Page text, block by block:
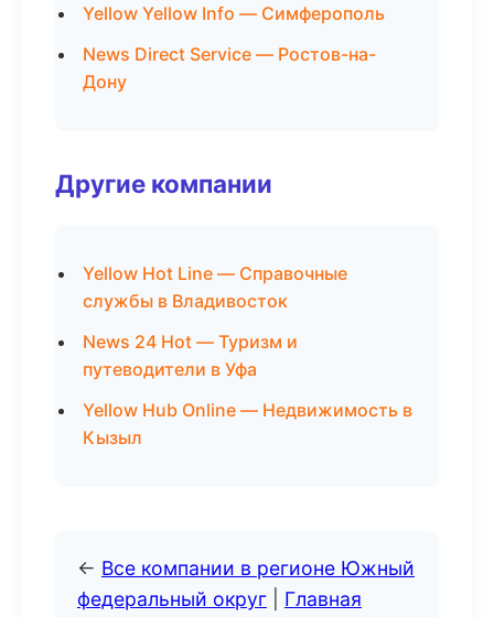
Yellow Yellow Info — Симферополь
News Direct Service — Ростов-на-
Дону
Другие компании
Yellow Hot Line — Справочные
службы в Владивосток
News 24 Hot — Туризм и
путеводители в Уфа
Yellow Hub Online — Недвижимость в
Кызыл
← Все компании в регионе Южный
федеральный округ
Главная